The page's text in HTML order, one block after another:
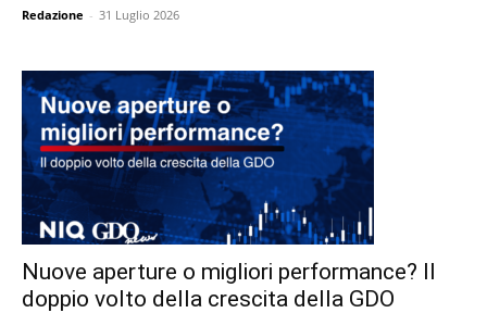
Redazione - 31 Luglio 2026
Nuove aperture o migliori performance? Il
doppio volto della crescita della GDO